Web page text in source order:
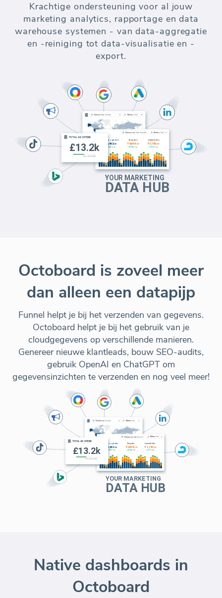
Krachtige ondersteuning voor al jouw
marketing analytics, rapportage en data
warehouse systemen - van data-aggregatie
en -reiniging tot data-visualisatie en -
export.
Octoboard is zoveel meer
dan alleen een datapijp
Funnel helpt je bij het verzenden van gegevens.
Octoboard helpt je bij het gebruik van je
cloudgegevens op verschillende manieren.
Genereer nieuwe klantleads, bouw SEO-audits,
gebruik OpenAI en ChatGPT om
gegevensinzichten te verzenden en nog veel meer!
Native dashboards in
Octoboard